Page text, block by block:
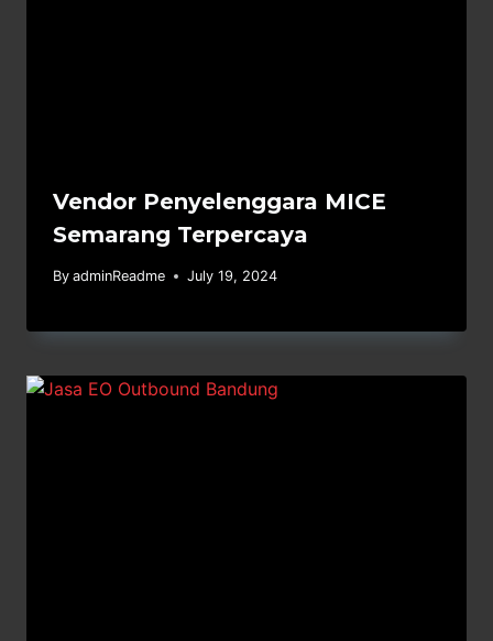
Vendor Penyelenggara MICE
Semarang Terpercaya
By adminReadme July 19, 2024